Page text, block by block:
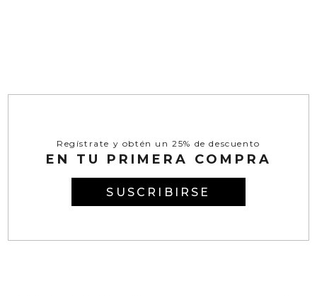
Regístrate y obtén un 25% de descuento
EN TU PRIMERA COMPRA
SUSCRIBIRSE